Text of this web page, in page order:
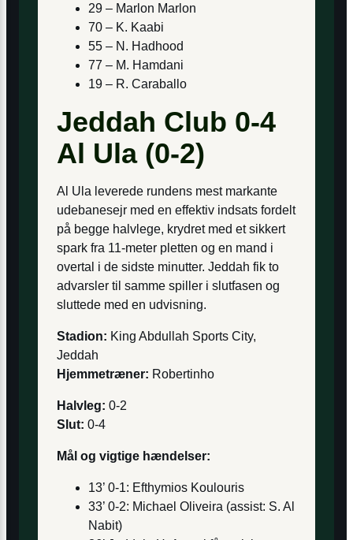
29 – Marlon Marlon
70 – K. Kaabi
55 – N. Hadhood
77 – M. Hamdani
19 – R. Caraballo
Jeddah Club 0-4
Al Ula (0-2)
Al Ula leverede rundens mest markante
udebanesejr med en effektiv indsats fordelt
på begge halvlege, krydret med et sikkert
spark fra 11-meter pletten og en mand i
overtal i de sidste minutter. Jeddah fik to
advarsler til samme spiller i slutfasen og
sluttede med en udvisning.
Stadion: King Abdullah Sports City,
Jeddah
Hjemmetræner: Robertinho
Halvleg: 0-2
Slut: 0-4
Mål og vigtige hændelser:
13’ 0-1: Efthymios Koulouris
33’ 0-2: Michael Oliveira (assist: S. Al
Nabit)